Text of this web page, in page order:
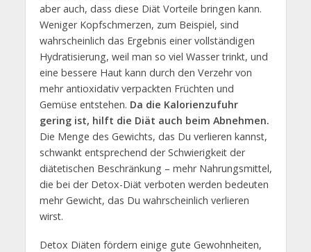
aber auch, dass diese Diät Vorteile bringen kann.
Weniger Kopfschmerzen, zum Beispiel, sind
wahrscheinlich das Ergebnis einer vollständigen
Hydratisierung, weil man so viel Wasser trinkt, und
eine bessere Haut kann durch den Verzehr von
mehr antioxidativ verpackten Früchten und
Gemüse entstehen. Da die Kalorienzufuhr
gering ist, hilft die Diät auch beim Abnehmen.
Die Menge des Gewichts, das Du verlieren kannst,
schwankt entsprechend der Schwierigkeit der
diätetischen Beschränkung – mehr Nahrungsmittel,
die bei der Detox-Diät verboten werden bedeuten
mehr Gewicht, das Du wahrscheinlich verlieren
wirst.
Detox Diäten fördern einige gute Gewohnheiten,